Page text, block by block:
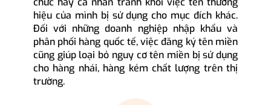
hiệu của mình bị sử dụng cho mục đích khác.
Đối với những doanh nghiệp nhập khẩu và
phân phối hàng quốc tế, việc đăng ký tên miền
cũng giúp loại bỏ nguy cơ tên miền bị sử dụng
cho hàng nhái, hàng kém chất lượng trên thị
trường.